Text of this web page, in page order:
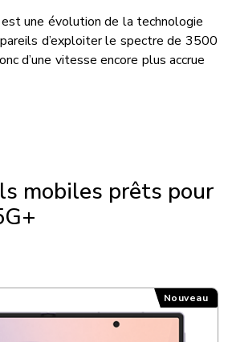
une évolution de la technologie
d’exploiter le spectre de 3500
d’une vitesse encore plus accrue
mobiles prêts pour
Nouveau